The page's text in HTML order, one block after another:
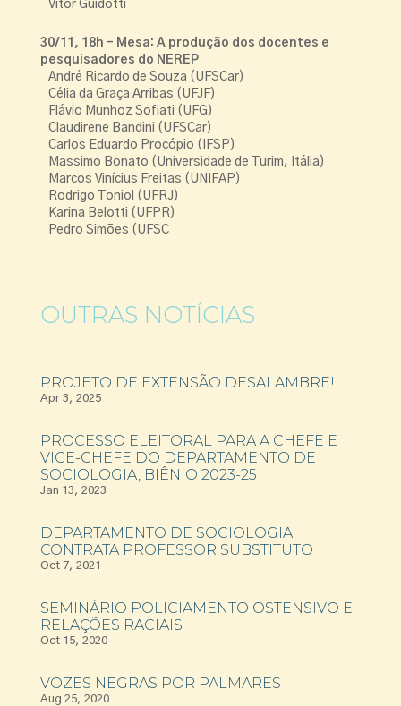
Vítor Guidotti
30/11, 18h – Mesa: A produção dos docentes e
pesquisadores do NEREP
André Ricardo de Souza (UFSCar)
Célia da Graça Arribas (UFJF)
Flávio Munhoz Sofiati (UFG)
Claudirene Bandini (UFSCar)
Carlos Eduardo Procópio (IFSP)
Massimo Bonato (Universidade de Turim, Itália)
Marcos Vinícius Freitas (UNIFAP)
Rodrigo Toniol (UFRJ)
Karina Belotti (UFPR)
Pedro Simões (UFSC
OUTRAS NOTÍCIAS
PROJETO DE EXTENSÃO DESALAMBRE!
Apr 3, 2025
PROCESSO ELEITORAL PARA A CHEFE E
VICE-CHEFE DO DEPARTAMENTO DE
SOCIOLOGIA, BIÊNIO 2023-25
Jan 13, 2023
DEPARTAMENTO DE SOCIOLOGIA
CONTRATA PROFESSOR SUBSTITUTO
Oct 7, 2021
SEMINÁRIO POLICIAMENTO OSTENSIVO E
RELAÇÕES RACIAIS
Oct 15, 2020
VOZES NEGRAS POR PALMARES
Aug 25, 2020